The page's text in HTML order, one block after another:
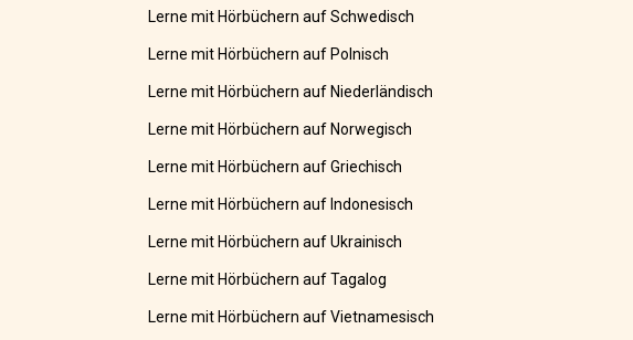
Lerne mit Hörbüchern auf Schwedisch
Lerne mit Hörbüchern auf Polnisch
Lerne mit Hörbüchern auf Niederländisch
Lerne mit Hörbüchern auf Norwegisch
Lerne mit Hörbüchern auf Griechisch
Lerne mit Hörbüchern auf Indonesisch
Lerne mit Hörbüchern auf Ukrainisch
Lerne mit Hörbüchern auf Tagalog
Lerne mit Hörbüchern auf Vietnamesisch